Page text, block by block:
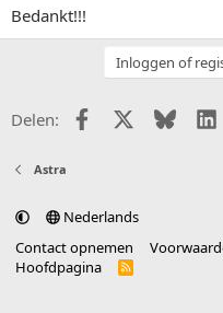
Bedankt!!!
Inloggen of
Delen: FacebookX (Twitter)
Bluesky
Astra
Nederlands
Contact opnemen
Hoofdpagina
R